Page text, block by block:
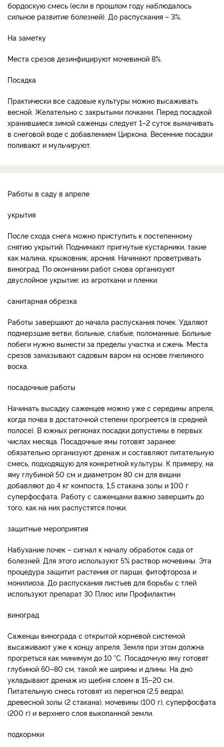
бордоскую смесь (если в прошлом году наблюдалось
сильное развитие болезней). До распускания – 3%.
На заметку
Места срезов дезинфицируют мочевиной 8%.
Посадка
Практически все садовые культуры можно высаживать
весной. Желательно с закрытыми почками. Перед посадкой
хранившиеся зимой саженцы следует 1–2 суток вымачивать
в снеговой воде с добавлением Циркона. Весенние посадки
поливают и мульчируют.
Работы в саду в апреле
укрытия
После схода снега можно приступить к постепенному
снятию укрытий. Поднимают пригнутые кустарники, такие
как малина, крыжовник, арония. Начинают проветривать
виноград. По окончании работ снова организуют
двуслойное укрытие: из агроткани и пленки.
санитарная обрезка
Работы завершают до начала распускания почек. Удаляют
подмерзшие ветви, больные, слабые, поломанные. Больные
побеги нужно вынести за пределы участка и сжечь. Места
срезов замазывают садовым варом на основе пчелиного
воска.
посадочные работы
Начинать высадку саженцев можно уже с середины апреля,
когда почва в достаточной степени прогреется (в средней
полосе). В южных регионах посадки допустимы в первых
числах месяца. Посадочные ямы готовят заранее:
обязательно организуют дренаж и составляют питательную
смесь, подходящую для конкретной культуры. К примеру, на
яму глубиной 50 см и диаметром 80 см для вишни
добавляют до 4 кг компоста, 1,5 стакана золы и 100 г
суперфосфата. Работу с саженцами важно завершить до
того, как на них распустятся почки.
защитные мероприятия
Набухание почек – сигнал к началу обработок сада от
болезней. Для этого используют 5% раствор мочевины. Эта
процедура защитит растения от парши, фитофтороза и
монилиоза. До распускания листьев для борьбы с тлей
используют препарат 30 Плюс или Профилактин.
виноград
Саженцы винограда с открытой корневой системой
высаживают уже к концу апреля. Земля при этом должна
прогреться как минимум до 10 °С. Посадочную яму готовят
глубиной 60–80 см, такой же ширины и длины. На дно
укладывают дренаж из щебня слоем в 15–20 см.
Питательную смесь готовят из перегноя (2,5 ведра),
древесной золы (2 стакана), мочевины (100 г), суперфосфата
(200 г) и верхнего слоя выкопанной земли.
подкормки